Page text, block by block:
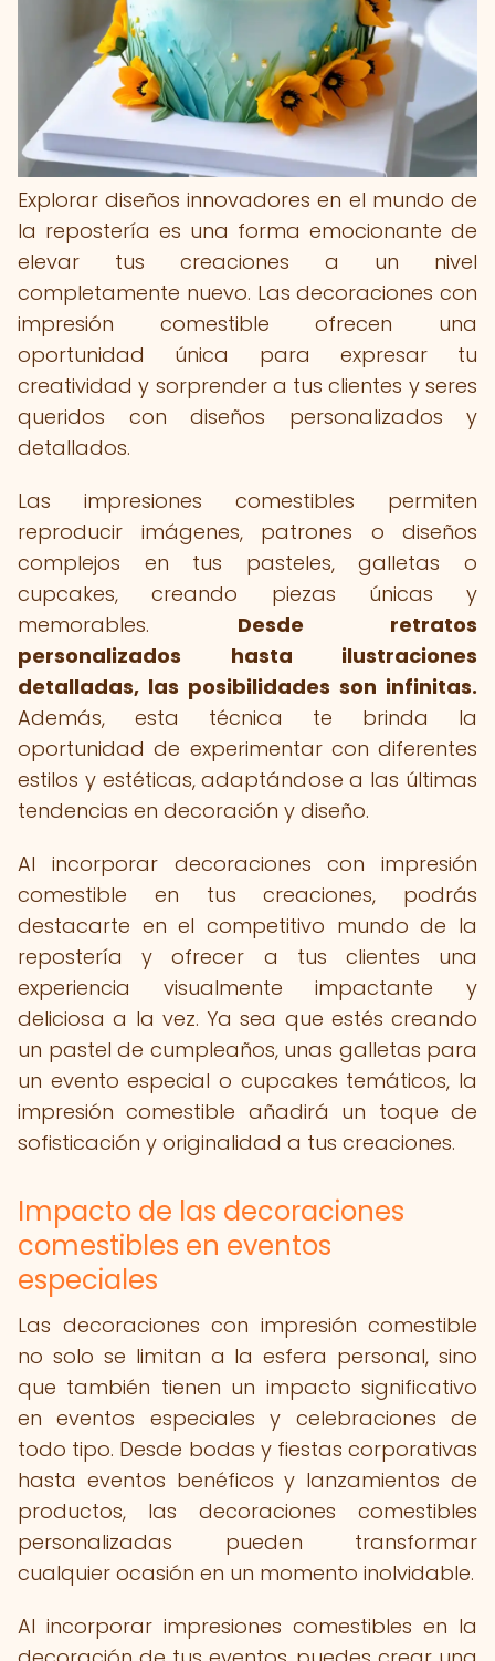
Explorar diseños innovadores en el mundo de
la repostería es una forma emocionante de
elevar tus creaciones a un nivel
completamente nuevo. Las decoraciones con
impresión comestible ofrecen una
oportunidad única para expresar tu
creatividad y sorprender a tus clientes y seres
queridos con diseños personalizados y
detallados.
Las impresiones comestibles permiten
reproducir imágenes, patrones o diseños
complejos en tus pasteles, galletas o
cupcakes, creando piezas únicas y
memorables. Desde retratos
personalizados hasta ilustraciones
detalladas, las posibilidades son infinitas.
Además, esta técnica te brinda la
oportunidad de experimentar con diferentes
estilos y estéticas, adaptándose a las últimas
tendencias en decoración y diseño.
Al incorporar decoraciones con impresión
comestible en tus creaciones, podrás
destacarte en el competitivo mundo de la
repostería y ofrecer a tus clientes una
experiencia visualmente impactante y
deliciosa a la vez. Ya sea que estés creando
un pastel de cumpleaños, unas galletas para
un evento especial o cupcakes temáticos, la
impresión comestible añadirá un toque de
sofisticación y originalidad a tus creaciones.
Impacto de las decoraciones
comestibles en eventos
especiales
Las decoraciones con impresión comestible
no solo se limitan a la esfera personal, sino
que también tienen un impacto significativo
en eventos especiales y celebraciones de
todo tipo. Desde bodas y fiestas corporativas
hasta eventos benéficos y lanzamientos de
productos, las decoraciones comestibles
personalizadas pueden transformar
cualquier ocasión en un momento inolvidable.
Al incorporar impresiones comestibles en la